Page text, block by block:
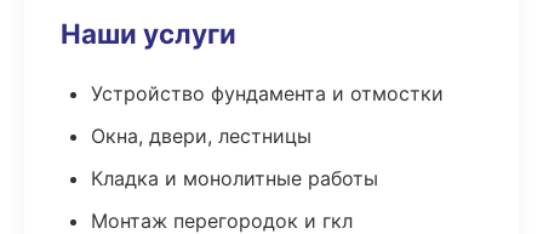
Наши услуги
Устройство фундамента и отмостки
Окна, двери, лестницы
Кладка и монолитные работы
Монтаж перегородок и гкл